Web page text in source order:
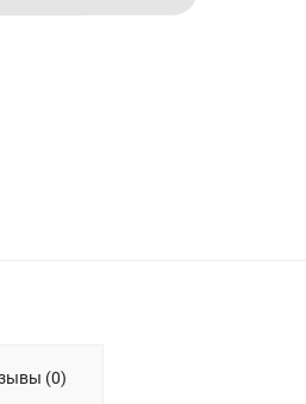
(0)